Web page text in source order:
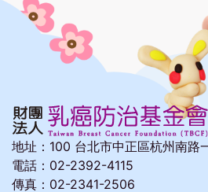
地址： 100 台北市中正區杭州南路
電話：02-2392-4115
傳真：02-2341-2506